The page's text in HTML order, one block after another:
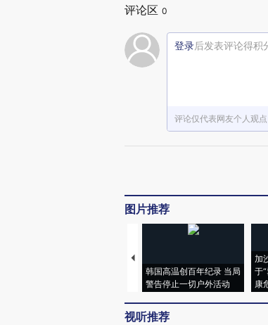
评论区 0
登录后发表评论得积
评论仅代表网友个人观
图片推荐
韩国高温创百年纪录 当局
警告停止一切户外活动
加
于
康
视听推荐